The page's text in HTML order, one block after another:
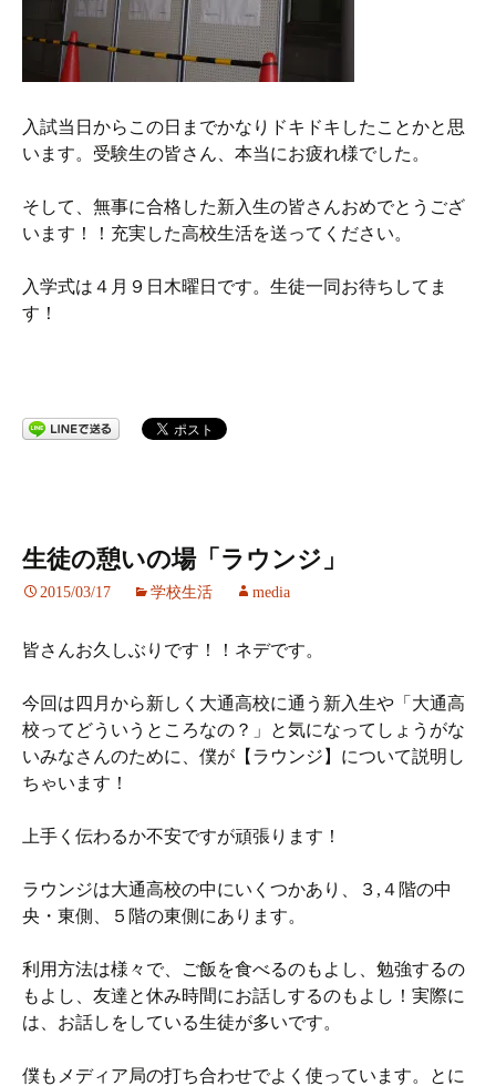
入試当日からこの日までかなりドキドキしたことかと思
います。受験生の皆さん、本当にお疲れ様でした。
そして、無事に合格した新入生の皆さんおめでとうござ
います！！充実した高校生活を送ってください。
入学式は４月９日木曜日です。生徒一同お待ちしてま
す！
生徒の憩いの場「ラウンジ」
2015/03/17 学校生活 media
皆さんお久しぶりです！！ネデです。
今回は四月から新しく大通高校に通う新入生や「大通高
校ってどういうところなの？」と気になってしょうがな
いみなさんのために、僕が【ラウンジ】について説明し
ちゃいます！
上手く伝わるか不安ですが頑張ります！
ラウンジは大通高校の中にいくつかあり、３,４階の中
央・東側、５階の東側にあります。
利用方法は様々で、ご飯を食べるのもよし、勉強するの
もよし、友達と休み時間にお話しするのもよし！実際に
は、お話しをしている生徒が多いです。
僕もメディア局の打ち合わせでよく使っています。とに